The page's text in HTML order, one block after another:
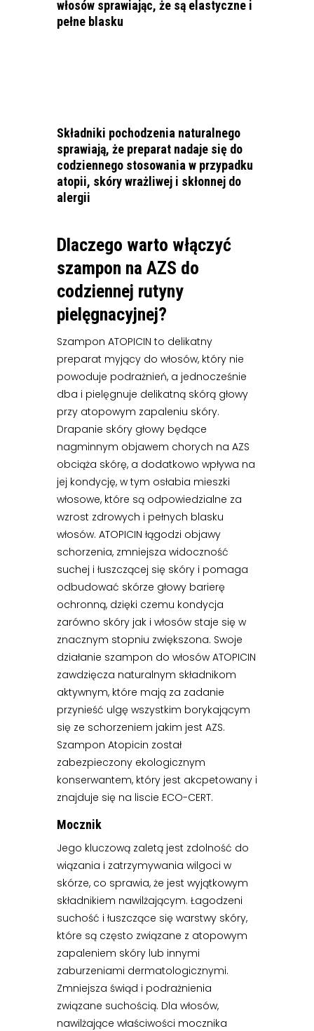
włosów sprawiając, że są elastyczne i
pełne blasku
Składniki pochodzenia naturalnego
sprawiają, że preparat nadaje się do
codziennego stosowania w przypadku
atopii, skóry wrażliwej i skłonnej do
alergii
Dlaczego warto włączyć
szampon na AZS do
codziennej rutyny
pielęgnacyjnej?
Szampon ATOPICIN to delikatny
preparat myjący do włosów, który nie
powoduje podrażnień, a jednocześnie
dba i pielęgnuje delikatną skórą głowy
przy atopowym zapaleniu skóry.
Drapanie skóry głowy będące
nagminnym objawem chorych na AZS
obciąża skórę, a dodatkowo wpływa na
jej kondycję, w tym osłabia mieszki
włosowe, które są odpowiedzialne za
wzrost zdrowych i pełnych blasku
włosów. ATOPICIN łągodzi objawy
schorzenia, zmniejsza widoczność
suchej i łuszczącej się skóry i pomaga
odbudować skórze głowy barierę
ochronną, dzięki czemu kondycja
zarówno skóry jak i włosów staje się w
znacznym stopniu zwiększona. Swoje
działanie szampon do włosów ATOPICIN
zawdzięcza naturalnym składnikom
aktywnym, które mają za zadanie
przynieść ulgę wszystkim borykającym
się ze schorzeniem jakim jest AZS.
Szampon Atopicin został
zabezpieczony ekologicznym
konserwantem, który jest akcpetowany i
znajduje się na liscie ECO-CERT.
Mocznik
Jego kluczową zaletą jest zdolność do
wiązania i zatrzymywania wilgoci w
skórze, co sprawia, że jest wyjątkowym
składnikiem nawilżającym. Łagodzeni
suchość i łuszczące się warstwy skóry,
które są często związane z atopowym
zapaleniem skóry lub innymi
zaburzeniami dermatologicznymi.
Zmniejsza świąd i podrażnienia
związane suchością. Dla włosów,
nawilżające właściwości mocznika